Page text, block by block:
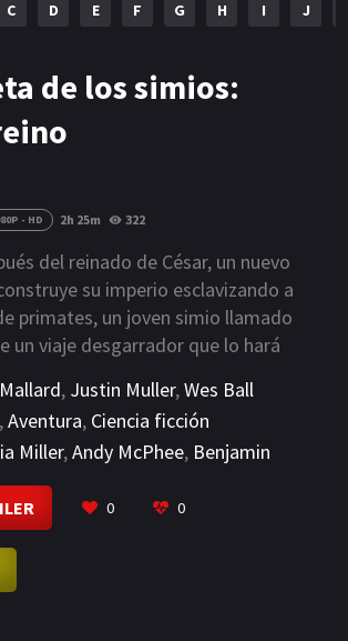
2018
2006
2001
1990
C D E F G H I J
de los simios:
- HD 2h 25m 322
del reinado de César, un nuevo
su imperio esclavizando a
primates, un joven simio llamado
un viaje desgarrador que lo hará
que definirán el futuro tanto de
, Justin Muller,Wes Ball
,Aventura, Ciencia ficción
Miller,Andy McPhee, Benjamin
0 0